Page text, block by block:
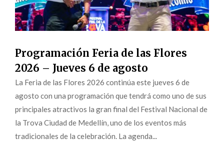
Programación Feria de las Flores
2026 – Jueves 6 de agosto
La Feria de las Flores 2026 continúa este jueves 6 de
agosto con una programación que tendrá como uno de sus
principales atractivos la gran final del Festival Nacional de
la Trova Ciudad de Medellín, uno de los eventos más
tradicionales de la celebración. La agenda...